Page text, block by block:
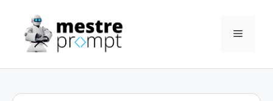
conteúdo
Menu